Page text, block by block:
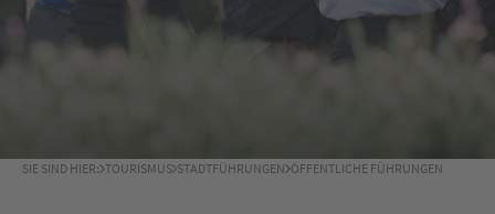
SIE SIND HIER: TOURISMUS STADTFÜHRUNGEN ÖFFENTLICHE FÜHRUNGEN